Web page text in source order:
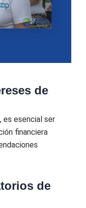
de
, es esencial ser
financiera
de